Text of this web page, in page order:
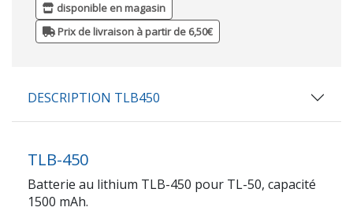
disponible en magasin
Prix de livraison à partir de 6,50€
DESCRIPTION TLB450
TLB-450
Batterie au lithium TLB-450 pour TL-50, capacité
1500 mAh.